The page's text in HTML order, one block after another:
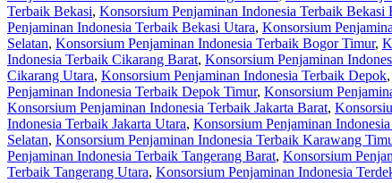
Terbaik Bekasi, Konsorsium Penjaminan Indonesia Terbaik Bekasi
Penjaminan Indonesia Terbaik Bekasi Utara, Konsorsium
Selatan, Konsorsium Penjaminan Indonesia Terbaik Bogor Timur,
Indonesia Terbaik Cikarang Barat, Konsorsium Penjaminan
Cikarang Utara, Konsorsium Penjaminan Indonesia Terbaik Depok,
Penjaminan Indonesia Terbaik Depok Timur, Konsorsium
Konsorsium Penjaminan Indonesia Terbaik Jakarta Barat,
Indonesia Terbaik Jakarta Utara, Konsorsium Penjaminan
Selatan, Konsorsium Penjaminan Indonesia Terbaik Karawang
Penjaminan Indonesia Terbaik Tangerang Barat, Konsorsium
Terbaik Tangerang Utara, Konsorsium Penjaminan Indonesia